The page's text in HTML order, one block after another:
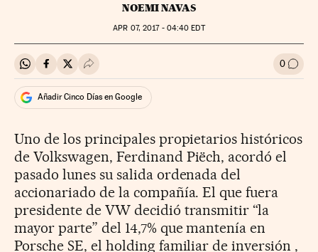
NOEMI NAVAS
APR 07, 2017 - 04:40 EDT
Compartir en Whatsapp
Compartir en Facebook
Compartir en Twitter
Desplegar Redes Sociales 0 Ir a
Añadir Cinco Días en Google
Uno de los principales propietarios históricos
de Volkswagen, Ferdinand Piëch, acordó el
pasado lunes su salida ordenada del
accionariado de la compañía. El que fuera
presidente de VW decidió transmitir “la
mayor parte” del 14,7% que mantenía en
Porsche SE, el holding familiar de inversión ,